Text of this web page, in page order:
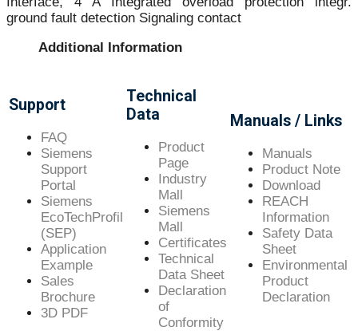
ground fault detection Signaling contact
Additional Information
Support
FAQ
Siemens
Support
Portal
Siemens
EcoTechProfil
(SEP)
Application
Example
Sales
Brochure
3D PDF
Technical
Data
Product
Page
Industry
Mall
Siemens
Mall
Certificates
Technical
Data Sheet
Declaration
of
Conformity
Manuals / Links
Manuals
Product Note
Download
REACH
Information
Safety Data
Sheet
Environmental
Product
Declaration